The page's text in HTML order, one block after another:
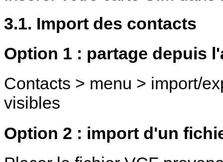
3.1. Import des contacts
Option 1 : partage depuis
Contacts > menu > import/
visibles
Option 2 : import d'un